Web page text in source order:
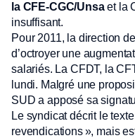
la CFE-CGC/Unsaet la
insuffisant.
Pour 2011, la direction
d’octroyer une
salariés. La CFDT, la
lundi. Malgré une
SUD a apposé sa
Le syndicat décrit le
revendications », mais